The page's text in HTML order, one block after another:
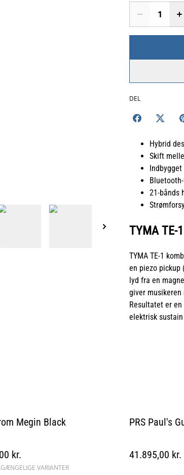
DEL
Hybrid
Skift
21-bånds
TYMA
TYMA TE-1
en piezo pickup
lyd fra en
giver
Resultatet er
elektrisk
Megin Black
kr.
VARIANTER
PRS Paul's
41.895,00 kr.